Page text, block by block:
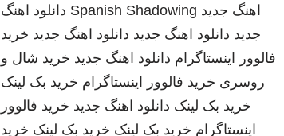
اهنگ جدید Spanish Shadowing دانلود اهنگ
جدید دانلود اهنگ جدید دانلود اهنگ جدید خرید
فالوور اینستاگرام دانلود اهنگ جدید خرید شال و
روسری خرید فالوور اینستاگرام خرید بک لینک
خرید بک لینک دانلود اهنگ جدید خرید فالوور
اینستاگرام خرید بک لینک خرید بک لینک خرید